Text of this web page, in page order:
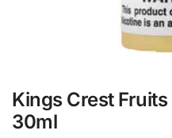
Kings Crest
30ml